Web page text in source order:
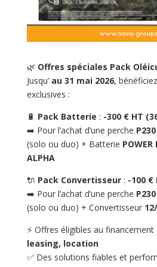
🌿 Offres spéciales Pack
Jusqu’au 31 mai 2026,
exclusives :
🔋 Pack Batterie : -300 € HT
➡️ Pour l’achat d’une perche P230
(solo ou duo) + Batterie POWER
ALPHA
🔌 Pack Convertisseur: -100 €
➡️ Pour l’achat d’une perche P230
(solo ou duo) + Convertisseur
⚡ Offres éligibles au financement :
leasing, location
✅ Des solutions fiables et